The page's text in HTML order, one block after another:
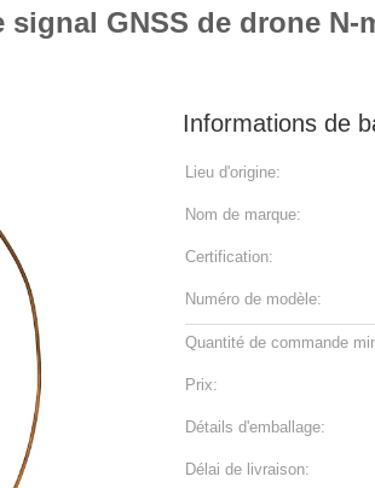
GNSS de drone N-
Informations de
Lieu d'origine:
Nom de marque:
Certification:
Numéro de modèle:
Quantité de commande
Prix:
Détails d'emballage:
Délai de livraison: